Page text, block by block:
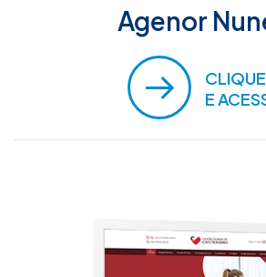
Agenor
CLIQUE
E